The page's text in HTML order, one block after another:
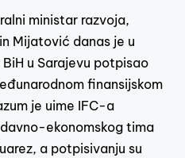
ministar razvoja,
Mijatović danas je u
u Sarajevu potpisao
finansijskom
je uime IFC-a
ekonomskog tima
a potpisivanju su